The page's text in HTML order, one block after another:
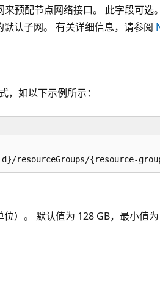
预配节点网络接口。 此字段可选
认子网。 有关详细信息，请参阅
如以下示例所示：
）。 默认值为 128 GB，最小值为